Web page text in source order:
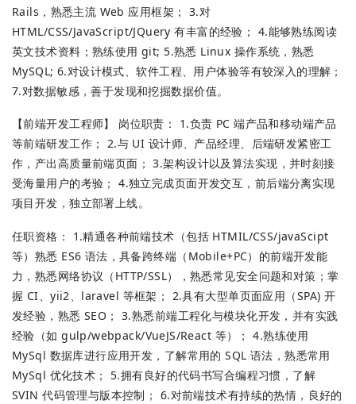
Rails，熟悉主流 Web 应用框架； 3.对
HTML/CSS/JavaScript/JQuery 有丰富的经验； 4.能够熟练阅读
英文技术资料；熟练使用 git; 5.熟悉 Linux 操作系统，熟悉
MySQL; 6.对设计模式、软件工程、用户体验等有较深入的理解；
7.对数据敏感，善于发现和挖掘数据价值。
【前端开发工程师】 岗位职责： 1.负责 PC 端产品和移动端产品
等前端研发工作； 2.与 UI 设计师、产品经理、后端研发紧密工
作，产出高质量前端页面； 3.架构设计以及算法实现，并时刻接
受海量用户的考验； 4.独立完成页面开发交互，前后端分离实现
项目开发，独立部署上线。
任职资格： 1.精通各种前端技术（包括 HTMIL/CSS/javaScipt
等）熟悉 ES6 语法，具备跨终端（Mobile+PC）的前端开发能
力，熟悉网络协议（HTTP/SSL），熟悉常见安全问题和对策；掌
握 CI、yii2、laravel 等框架； 2.具有大型单页面应用（SPA) 开
发经验，熟悉 SEO； 3.熟悉前端工程化与模块化开发，并有实践
经验（如 gulp/webpack/VueJS/React 等）； 4.熟练使用
MySql 数据库进行应用开发，了解常用的 SQL 语法，熟悉常用
MySql 优化技术； 5.拥有良好的代码书写合编程习惯，了解
SVIN 代码管理与版本控制； 6.对前端技术有持续的热情，良好的